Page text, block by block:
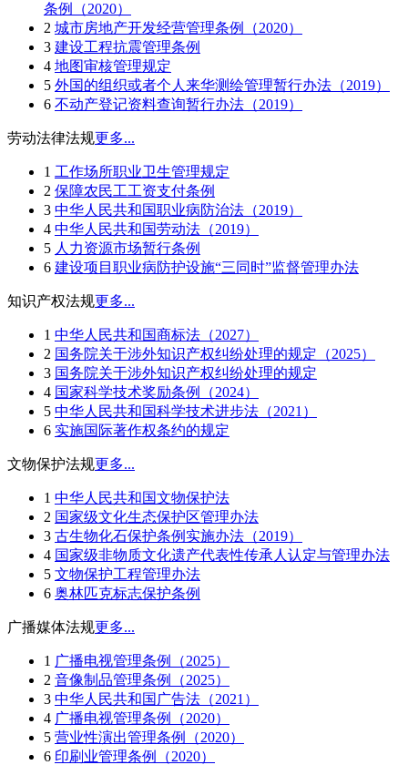
条例（2020）
2 城市房地产开发经营管理条例（2020）
3 建设工程抗震管理条例
4 地图审核管理规定
5 外国的组织或者个人来华测绘管理暂行办法（2019）
6 不动产登记资料查询暂行办法（2019）
劳动法律法规更多...
1 工作场所职业卫生管理规定
2 保障农民工工资支付条例
3 中华人民共和国职业病防治法（2019）
4 中华人民共和国劳动法（2019）
5 人力资源市场暂行条例
6 建设项目职业病防护设施“三同时”监督管理办法
知识产权法规更多...
1 中华人民共和国商标法（2027）
2 国务院关于涉外知识产权纠纷处理的规定（2025）
3 国务院关于涉外知识产权纠纷处理的规定
4 国家科学技术奖励条例（2024）
5 中华人民共和国科学技术进步法（2021）
6 实施国际著作权条约的规定
文物保护法规更多...
1 中华人民共和国文物保护法
2 国家级文化生态保护区管理办法
3 古生物化石保护条例实施办法（2019）
4 国家级非物质文化遗产代表性传承人认定与管理办法
5 文物保护工程管理办法
6 奥林匹克标志保护条例
广播媒体法规更多...
1 广播电视管理条例（2025）
2 音像制品管理条例（2025）
3 中华人民共和国广告法（2021）
4 广播电视管理条例（2020）
5 营业性演出管理条例（2020）
6 印刷业管理条例（2020）